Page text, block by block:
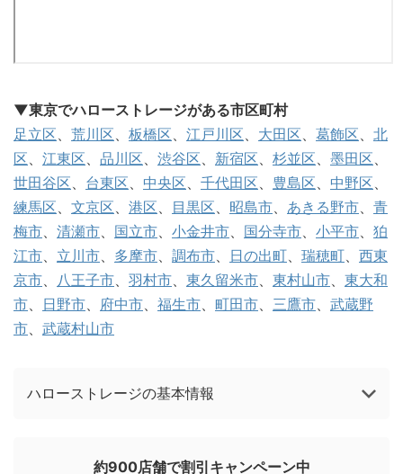
▼東京でハローストレージがある市区町村
足立区、 荒川区、 板橋区、 江戸川区、 大田区、 葛飾区、 北
区、 江東区、 品川区、 渋谷区、 新宿区、 杉並区、 墨田区、
世田谷区、 台東区、 中央区、 千代田区、 豊島区、 中野区、
練馬区、 文京区、 港区、 目黒区、 昭島市、 あきる野市、 青
梅市、 清瀬市、 国立市、 小金井市、 国分寺市、 小平市、 狛
江市、 立川市、 多摩市、 調布市、 日の出町、 瑞穂町、 西東
京市、 八王子市、 羽村市、 東久留米市、 東村山市、 東大和
市、 日野市、 府中市、 福生市、 町田市、 三鷹市、 武蔵野
市、 武蔵村山市
ハローストレージの基本情報
約900店舗で割引キャンペーン中